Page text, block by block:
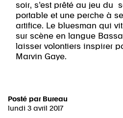
soir, s’est prêté au jeu du
portable et une perche à
artifice. Le bluesman qui
sur scène en langue
laisser volontiers inspirer
Marvin Gaye.
Posté par Bureau
lundi 3 avril 2017